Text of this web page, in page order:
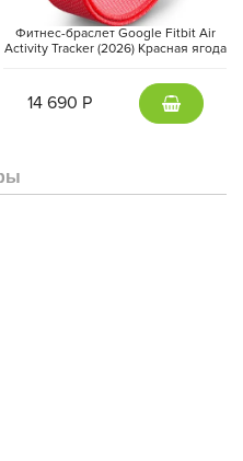
Фитнес-браслет Google Fitbit Air
Activity Tracker (2026) Красная ягода
14 690 Р